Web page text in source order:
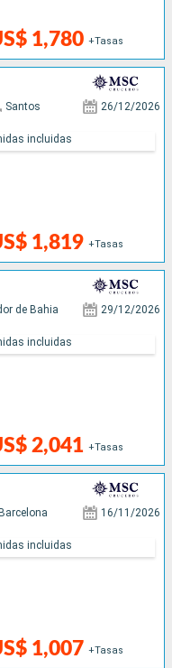
1,780 +Tasas
Santos 26/12/2026
1,819 +Tasas
incluidas
de Bahia 29/12/2026
2,041 +Tasas
incluidas
Barcelona 16/11/2026
1,007 +Tasas
incluidas